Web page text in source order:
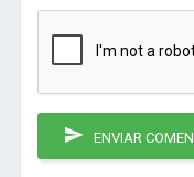
ENVIAR